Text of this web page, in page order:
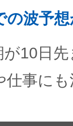
の波予
10日
仕事に